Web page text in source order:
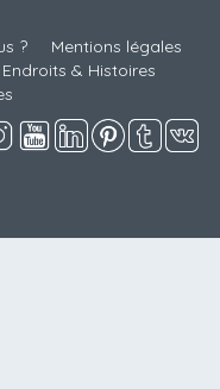
?
Mentions légales
& Histoires